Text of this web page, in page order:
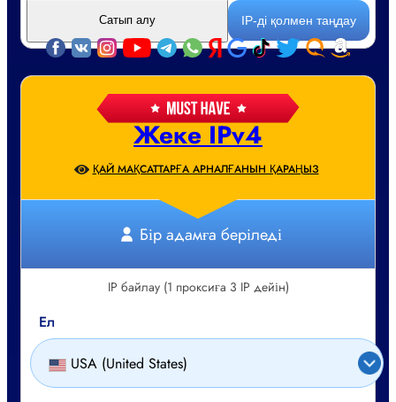
Жеке IPv4
ҚАЙ МАҚСАТТАРҒА АРНАЛҒАНЫН ҚАРАҢЫЗ
Бір адамға беріледі
IP байлау (1 проксиға 3 IP дейін)
Ел
USA (United States)
IP-ді қолмен таңдау
Сатып алу